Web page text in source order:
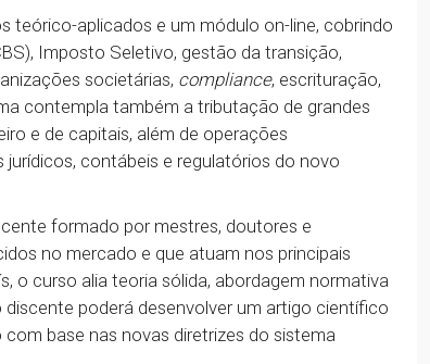
teórico-aplicados e um módulo on-line, cobrindo
Imposto Seletivo, gestão da transição,
societárias, compliance, escrituração,
contempla também a tributação de grandes
e de capitais, além de operações
contábeis e regulatórios do novo
formado por mestres, doutores e
no mercado e que atuam nos principais
o curso alia teoria sólida, abordagem normativa
poderá desenvolver um artigo científico
base nas novas diretrizes do sistema